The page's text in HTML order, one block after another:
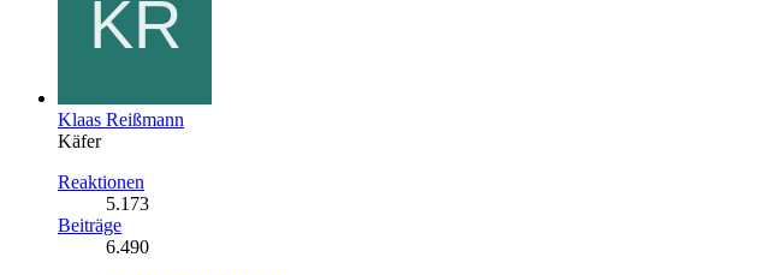
Klaas Reißmann
Käfer
Reaktionen
5.173
Beiträge
6.490